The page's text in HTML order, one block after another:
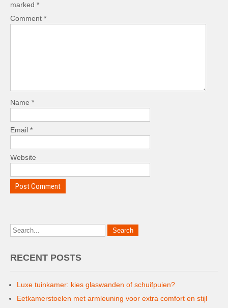
marked *
Comment *
Name *
Email *
Website
RECENT POSTS
Luxe tuinkamer: kies glaswanden of schuifpuien?
Eetkamerstoelen met armleuning voor extra comfort en stijl